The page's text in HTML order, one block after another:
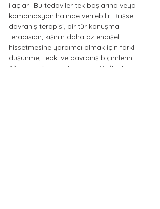
ilaçlar.  Bu tedaviler tek başlarına veya
kombinasyon halinde verilebilir. Bilişsel
davranış terapisi, bir tür konuşma
terapisidir, kişinin daha az endişeli
hissetmesine yardımcı olmak için farklı
düşünme, tepki ve davranış biçimlerini
öğrenmesine yardımcı olabilir. İlaçlar